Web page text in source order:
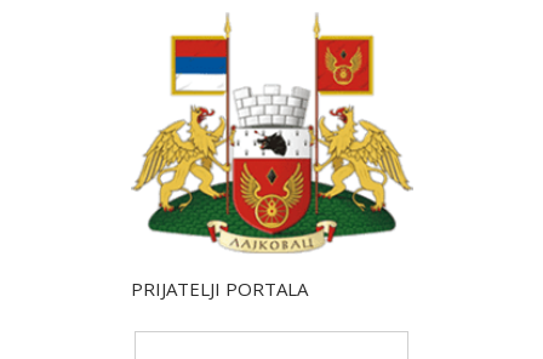
PRIJATELJI PORTALA